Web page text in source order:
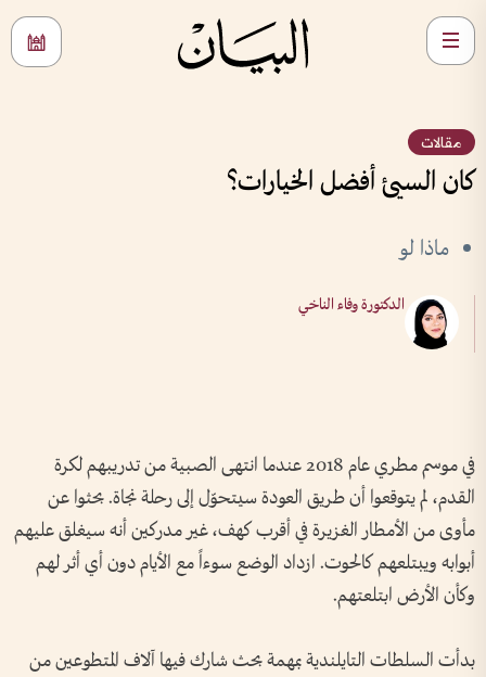
مقالات
كان السيئ أفضل الخيارات؟
ماذا لو
الدكتورة وفاء الناخي
في موسم مطري عام 2018 عندما انتهى الصبية من تدريبهم لكرة
القدم، لم يتوقعوا أن طريق العودة سيتحوّل إلى رحلة نجاة. بحثوا عن
مأوى من الأمطار الغزيرة في أقرب كهف، غير مدركين أنه سيغلق عليهم
أبوابه ويبتلعهم كالحوت. ازداد الوضع سوءاً مع الأيام دون أي أثر لهم
وكأن الأرض ابتلعتهم.
بدأت السلطات التايلندية بمهمة بحث شارك فيها آلاف المتطوعين من